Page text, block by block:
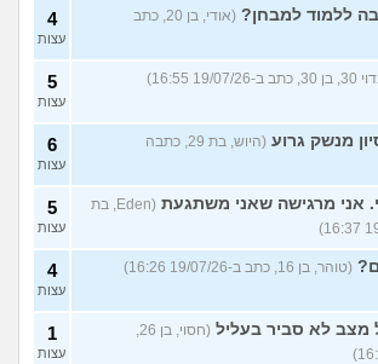
ללמוד למבחן?
(אודי, בן 20, כתב
4
עצות
ב-19/07/26 16:55) 5
עצות
מנשק גרוע
(היוש, בת 29, כתבה
6
עצות
אני מרגישה שאני משתגעת
(Eden, בת
5
עצות
(טוהר, בן 16, כתב ב-19/07/26 16:26) 4
עצות
מצב לא סביר בעליל
(חסוי, בן 26,
1
עצות